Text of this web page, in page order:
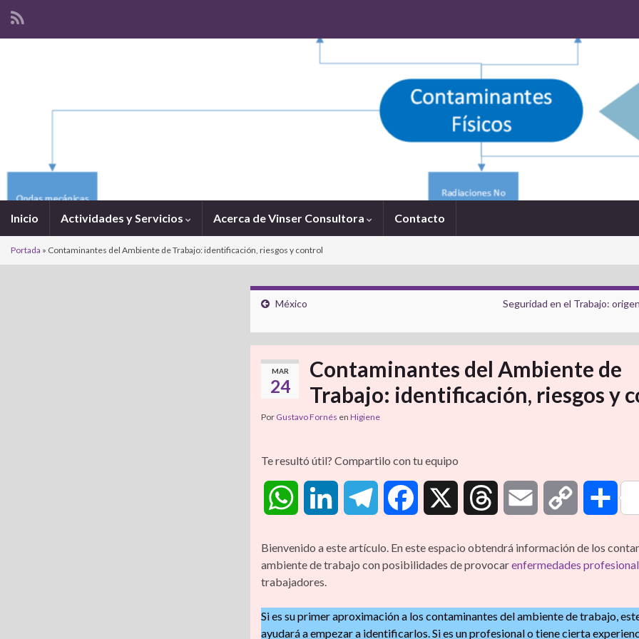
Inicio Actividades y Servicios Acerca de Vinser Consultora Contacto
Portada » Contaminantes del Ambiente de Trabajo: identificación, riesgos y control
México
Seguridad en el Trabajo:
MAR
24
Contaminantes del Ambiente de
Trabajo: identificación, riesgos y
Por Gustavo Fornés en Higiene
Te resultó útil? Compartilo con tu equipo
a
s
n
e
l
g
c
b
r
a
a
l
p
L
C
m
a
Bienvenido a este artículo. En este espacio obtendrá información de los
ambiente de trabajo con posibilidades de provocarenfermedades
trabajadores.
Si es su primer aproximación a los contaminantes del ambiente de trabajo,
ayudará a empezar a identificarlos. Si es un profesionalo tiene cierta